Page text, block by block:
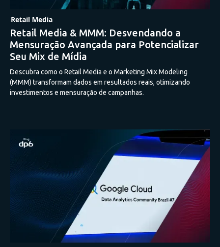
Retail Media
Retail Media & MMM: Desvendando a
Mensuração Avançada para Potencializar
Seu Mix de Mídia
Descubra como o Retail Media e o Marketing Mix Modeling
(MMM) transformam dados em resultados reais, otimizando
investimentos e mensuração de campanhas.